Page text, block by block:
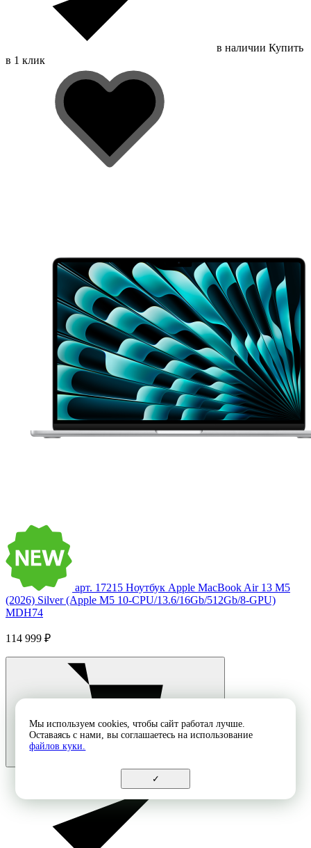
в наличии Купить
в 1 клик
арт. 17215 Ноутбук Apple MacBook Air 13 M5
(2026) Silver (Apple M5 10-CPU/13.6/16Gb/512Gb/8-GPU)
MDH74
114 999 ₽
Мы используем cookies, чтобы сайт работал лучше.
Оставаясь с нами, вы соглашаетесь на использование
файлов куки.
✓